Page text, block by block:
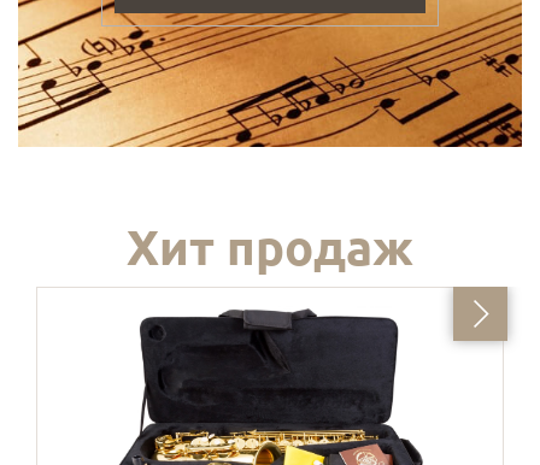
Хит продаж